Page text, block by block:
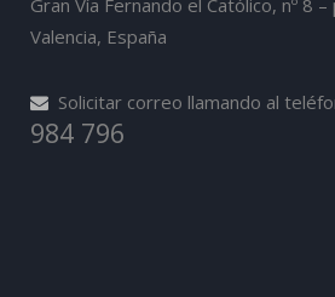
Valencia, España
Solicitar correo llamando al
984 796